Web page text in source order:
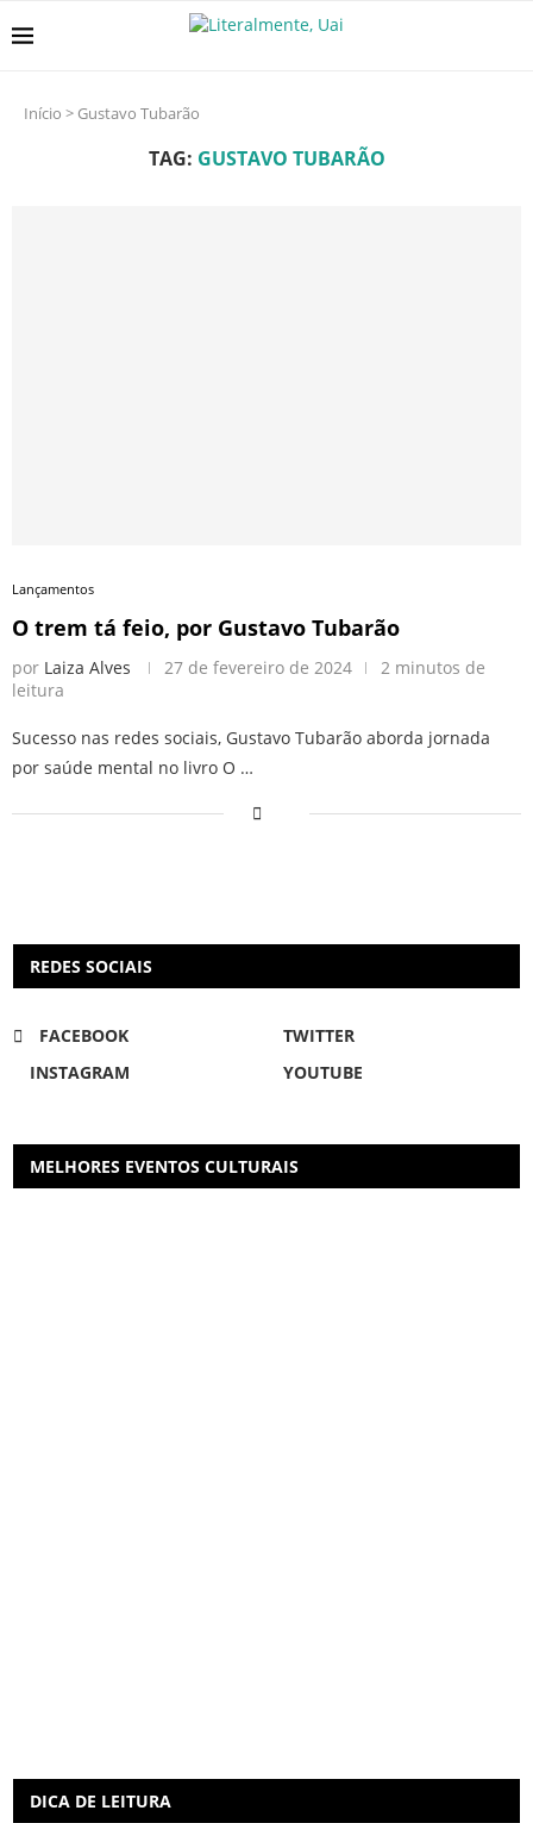
Início > Gustavo Tubarão
TAG: GUSTAVO TUBARÃO
Lançamentos
O trem tá feio, por Gustavo Tubarão
por Laiza Alves 27 de fevereiro de 2024
2 minutos de
leitura
Sucesso nas redes sociais, Gustavo Tubarão aborda jornada
por saúde mental no livro O …
REDES SOCIAIS
FACEBOOK
TWITTER
INSTAGRAM
YOUTUBE
MELHORES EVENTOS CULTURAIS
DICA DE LEITURA